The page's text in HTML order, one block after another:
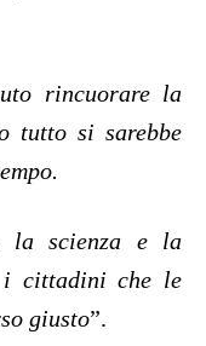
rincuorare la
tutto si sarebbe
la scienza e la
i cittadini che le
giusto”.